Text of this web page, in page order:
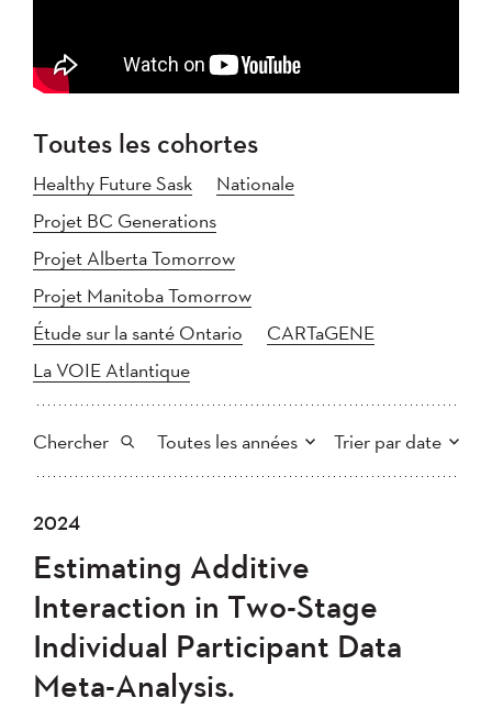
Toutes les cohortes
Healthy Future Sask
Nationale
Projet BC Generations
Projet Alberta Tomorrow
Projet Manitoba Tomorrow
Étude sur la santé Ontario
CARTaGENE
La VOIE Atlantique
Chercher Toutes les années Trier par date
Tout
2022
2020
2019
2017
2016
2015
2014
2013
2012
2011
2010
Plus récent au plus ancien
Plus ancien au plus récent
Appliquer
2024
Estimating Additive
Interaction in Two-Stage
Individual Participant Data
Meta-Analysis.